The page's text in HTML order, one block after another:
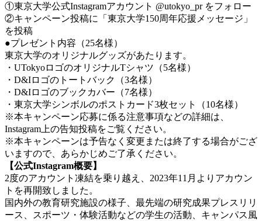
①東京大学公式Instagramアカウント @utokyo_pr をフォロー
②キャンペーン投稿に「東京大学150周年応援メッセージ」
を投稿
●プレゼント内容（25名様）
東京大学のオリジナルグッズがあたります。
・UTokyoロゴのオリジナルTシャツ（5名様）
・D&Iロゴのトートバック（3名様）
・D&Iロゴのブックカバー（7名様）
・東京大学シンボルのポストカード3枚セット（10名様）
※本キャンペーン応募に係る注意事項などの詳細は、
Instagram上の告知投稿をご覧ください。
※本キャンペーンは予告なく変更または終了する場合がござ
いますので、あらかじめご了承ください。
【公式Instagram概要】
2度のアカウント凍結を乗り越え、2023年11月よりアカウン
トを再開致しました。
国内外の教育研究施設の様子、最先端の研究成果プレスリリ
ース、スポーツ・体験活動などの学生の活動、キャンパス風